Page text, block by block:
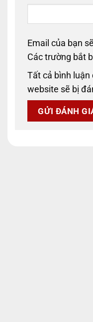
Email của bạn
Các trường bắt
Tất cả bình
website sẽ bị